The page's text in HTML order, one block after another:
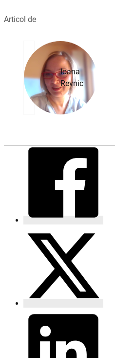
Articol de
Ioana
Revnic